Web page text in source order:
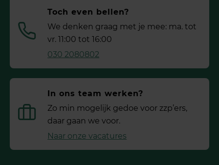
Toch even bellen?
We denken graag met je mee: ma. tot
vr. 11:00 tot 16:00
030 2080802
In ons team werken?
Zo min mogelijk gedoe voor ­zzp’ers,
daar gaan we voor.
Naar onze vacatures